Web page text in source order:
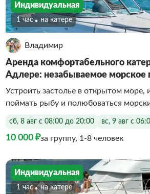
Индивидуальная
1 час На катере
Владимир
Аренда комфортабельного
Адлере: незабываемое морское
Устроить застолье в открытом море,
поймать рыбу и полюбоваться
сб, 8 авг с 08:00 до 20:00 вс, 9 авг с
10 000 ₽за группу, 1-8 человек
Индивидуальная
1 час На катере